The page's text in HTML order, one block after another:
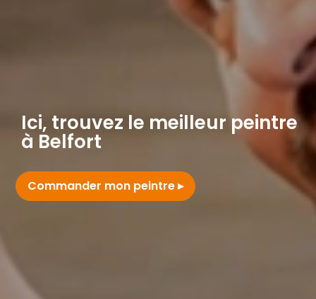
Ici, trouvez le meilleur peintre
à Belfort
Commander mon peintre